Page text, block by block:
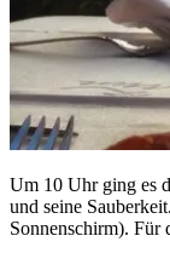
Um 10 Uhr ging es
und seine
Sonnenschirm). Für